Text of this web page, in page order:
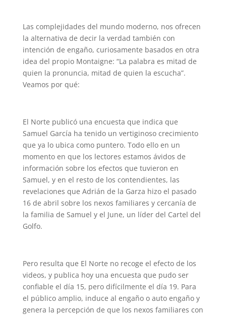
Las complejidades del mundo moderno, nos ofrecen
la alternativa de decir la verdad también con
intención de engaño, curiosamente basados en otra
idea del propio Montaigne: “La palabra es mitad de
quien la pronuncia, mitad de quien la escucha”.
Veamos por qué:
El Norte publicó una encuesta que indica que
Samuel García ha tenido un vertiginoso crecimiento
que ya lo ubica como puntero. Todo ello en un
momento en que los lectores estamos ávidos de
información sobre los efectos que tuvieron en
Samuel, y en el resto de los contendientes, las
revelaciones que Adrián de la Garza hizo el pasado
16 de abril sobre los nexos familiares y cercanía de
la familia de Samuel y el June, un líder del Cartel del
Golfo.
Pero resulta que El Norte no recoge el efecto de los
videos, y publica hoy una encuesta que pudo ser
confiable el día 15, pero difícilmente el día 19. Para
el público amplio, induce al engaño o auto engaño y
genera la percepción de que los nexos familiares con